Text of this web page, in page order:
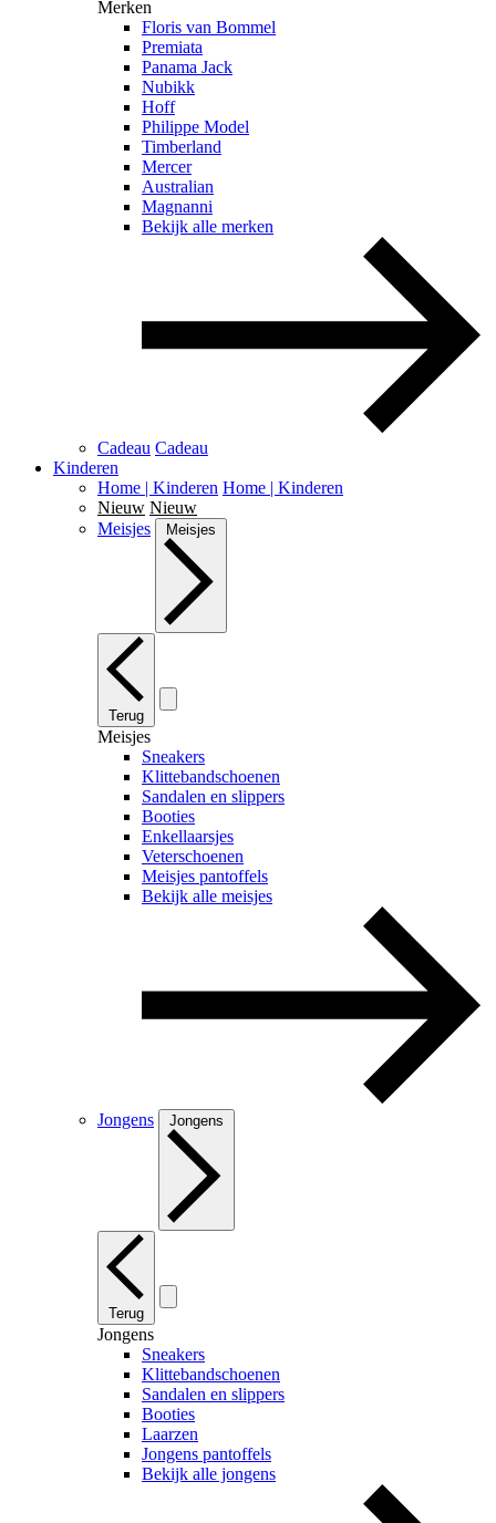
Merken
Floris van Bommel
Premiata
Panama Jack
Nubikk
Hoff
Philippe Model
Timberland
Mercer
Australian
Magnanni
Bekijk alle merken
Cadeau Cadeau
Kinderen
Home | Kinderen Home | Kinderen
Nieuw Nieuw
Meisjes
Meisjes
Terug
Meisjes
Sneakers
Klittebandschoenen
Sandalen en slippers
Booties
Enkellaarsjes
Veterschoenen
Meisjes pantoffels
Bekijk alle meisjes
Jongens Jongens
Terug
Jongens
Sneakers
Klittebandschoenen
Sandalen en slippers
Booties
Laarzen
Jongens pantoffels
Bekijk alle jongens